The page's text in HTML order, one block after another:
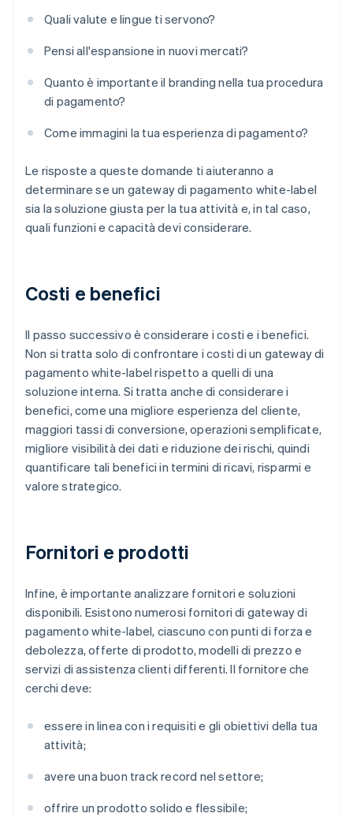
Quali valute e lingue ti servono?
Pensi all'espansione in nuovi mercati?
Quanto è importante il branding nella tua procedura
di pagamento?
Come immagini la tua esperienza di pagamento?
Le risposte a queste domande ti aiuteranno a
determinare se un gateway di pagamento white-label
sia la soluzione giusta per la tua attività e, in tal caso,
quali funzioni e capacità devi considerare.
Costi e benefici
Il passo successivo è considerare i costi e i benefici.
Non si tratta solo di confrontare i costi di un gateway di
pagamento white-label rispetto a quelli di una
soluzione interna. Si tratta anche di considerare i
benefici, come una migliore esperienza del cliente,
maggiori tassi di conversione, operazioni semplificate,
migliore visibilità dei dati e riduzione dei rischi, quindi
quantificare tali benefici in termini di ricavi, risparmi e
valore strategico.
Fornitori e prodotti
Infine, è importante analizzare fornitori e soluzioni
disponibili. Esistono numerosi fornitori di gateway di
pagamento white-label, ciascuno con punti di forza e
debolezza, offerte di prodotto, modelli di prezzo e
servizi di assistenza clienti differenti. Il fornitore che
cerchi deve:
essere in linea con i requisiti e gli obiettivi della tua
attività;
avere una buon track record nel settore;
offrire un prodotto solido e flessibile;